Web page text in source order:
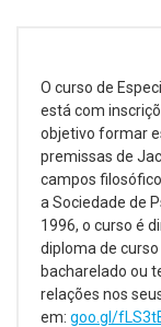
O curso de
está com
objetivo formar
premissas de
campos
a Sociedade de
1996, o curso é
diploma de
bacharelado ou
relações nos
em: goo.gl/